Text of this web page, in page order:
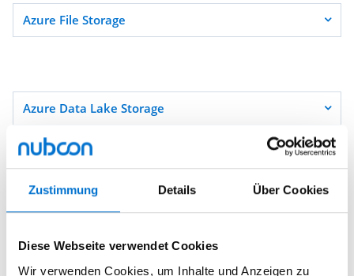
Zustimmung Details Über Cookies
Diese Webseite verwendet Cookies
Wir verwenden Cookies, um Inhalte und Anzeigen zu
Azure File Storage
Azure Data Lake Storage
Backup und Recovery
Sicherheit und Compliance
Der Azure Cloud Storage bringt für Ihr Unternehmen
IhreDaten zuverlässig geschütztsind und